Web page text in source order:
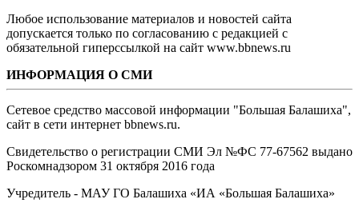
Любое использование материалов и новостей сайта
допускается только по согласованию с редакцией с
обязательной гиперссылкой на сайт www.bbnews.ru
ИНФОРМАЦИЯ О СМИ
Сетевое средство массовой информации "Большая Балашиха",
сайт в сети интернет bbnews.ru.
Свидетельство о регистрации СМИ Эл №ФС ‎77-67562 выдано
Роскомнадзором 31 октября 2016 года
Учредитель - МАУ ГО Балашиха «ИА «Большая Балашиха»